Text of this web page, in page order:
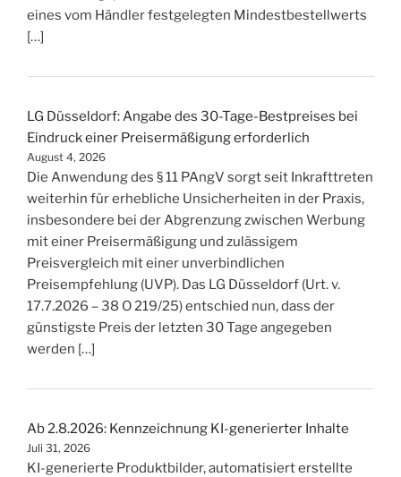
eines vom Händler festgelegten Mindestbestellwerts
[…]
LG Düsseldorf: Angabe des 30-Tage-Bestpreises bei
Eindruck einer Preisermäßigung erforderlich
August 4, 2026
Die Anwendung des § 11 PAngV sorgt seit Inkrafttreten
weiterhin für erhebliche Unsicherheiten in der Praxis,
insbesondere bei der Abgrenzung zwischen Werbung
mit einer Preisermäßigung und zulässigem
Preisvergleich mit einer unverbindlichen
Preisempfehlung (UVP). Das LG Düsseldorf (Urt. v.
17.7.2026 – 38 O 219/25) entschied nun, dass der
günstigste Preis der letzten 30 Tage angegeben
werden […]
Ab 2.8.2026: Kennzeichnung KI-generierter Inhalte
Juli 31, 2026
KI-generierte Produktbilder, automatisiert erstellte